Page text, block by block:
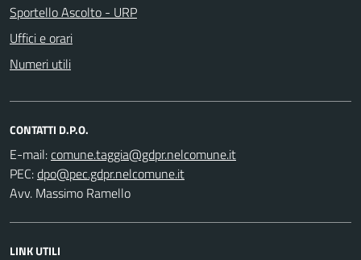
Sportello Ascolto - URP
Uffici e orari
Numeri utili
CONTATTI D.P.O.
E-mail:
PEC:
Avv. Massimo Ramello
LINK UTILI